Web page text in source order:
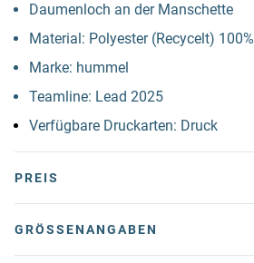
Daumenloch an der Manschette
Material: Polyester (Recycelt) 100%
Marke: hummel
Teamline: Lead 2025
Verfügbare Druckarten: Druck
PREIS
GRÖSSENANGABEN